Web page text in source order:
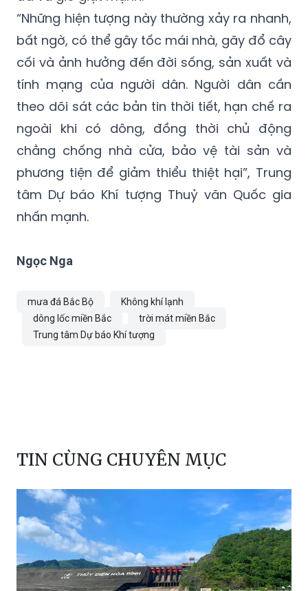
“Những hiện tượng này thường xảy ra nhanh,
bất ngờ, có thể gây tốc mái nhà, gãy đổ cây
cối và ảnh hưởng đến đời sống, sản xuất và
tính mạng của người dân. Người dân cần
theo dõi sát các bản tin thời tiết, hạn chế ra
ngoài khi có dông, đồng thời chủ động
chằng chống nhà cửa, bảo vệ tài sản và
phương tiện để giảm thiểu thiệt hại”, Trung
tâm Dự báo Khí tượng Thuỷ văn Quốc gia
nhấn mạnh.
Ngọc Nga
mưa đá Bắc Bộ
Không khí lạnh
dông lốc miền Bắc
trời mát miền Bắc
Trung tâm Dự báo Khí tượng
TIN CÙNG CHUYÊN MỤC